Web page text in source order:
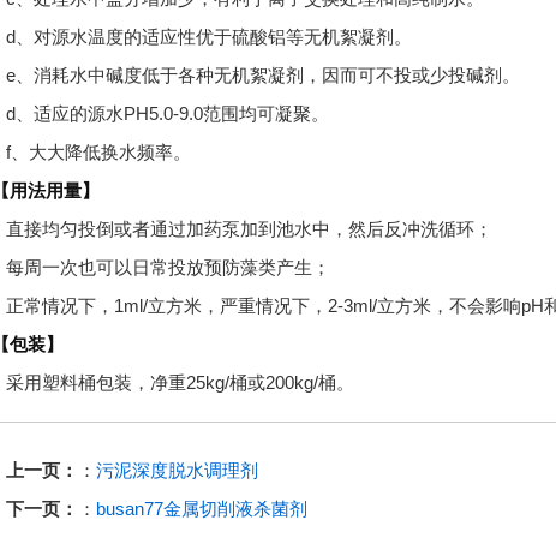
d、对源水温度的适应性优于硫酸铝等无机絮凝剂。
e、消耗水中碱度低于各种无机絮凝剂，因而可不投或少投碱剂。
d、适应的源水PH5.0-9.0范围均可凝聚。
f、大大降低换水频率。
【用法用量】
直接均匀投倒或者通过加药泵加到池水中，然后反冲洗循环；
每周一次也可以日常投放预防藻类产生；
正常情况下，1ml/立方米，严重情况下，2-3ml/立方米，不会影响pH
【包装】
采用塑料桶包装，净重25kg/桶或200kg/桶。
上一页： ： 污泥深度脱水调理剂
下一页：
： busan77金属切削液杀菌剂